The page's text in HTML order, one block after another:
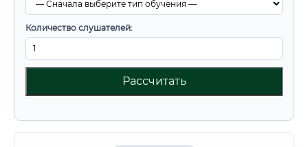
Количество слушателей:
Рассчитать